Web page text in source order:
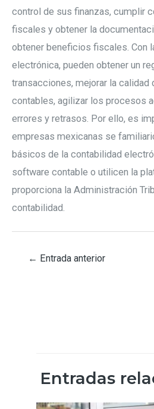
control de sus finanzas, cumplir
fiscales y obtener la
obtener beneficios fiscales. Con
electrónica, pueden obtener un
transacciones, mejorar la
contables, agilizar los procesos
errores y retrasos. Por ello, es
empresas mexicanas se
básicos de la contabilidad
software contable o utilicen la
proporciona la Administración
contabilidad.
← Entrada anterior
Entradas